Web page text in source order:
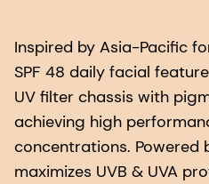
Inspired by Asia-Pacific
SPF 48 daily facial
UV filter chassis with
achieving high
concentrations. Powered
maximizes UVB & UVA